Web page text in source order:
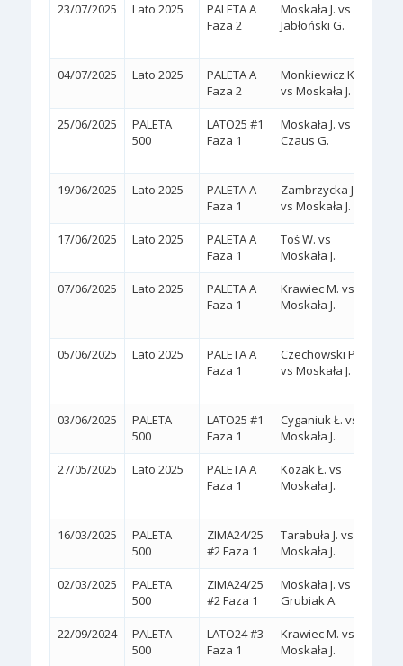
23/07/2025 Lato 2025
PALETA A
Faza 2
Moskała J. vs
Jabłoński G.
04/07/2025 Lato 2025
PALETA A
Faza 2
Monkiewicz K.
vs Moskała J.
25/06/2025
PALETA
500
LATO25 #1
Faza 1
Moskała J. vs
Czaus G.
19/06/2025 Lato 2025
PALETA A
Faza 1
Zambrzycka J.
vs Moskała J.
17/06/2025 Lato 2025
PALETA A
Faza 1
Toś W. vs
Moskała J.
07/06/2025 Lato 2025
PALETA A
Faza 1
Krawiec M. vs
Moskała J.
05/06/2025 Lato 2025
PALETA A
Faza 1
Czechowski P.
vs Moskała J.
03/06/2025
PALETA
500
LATO25 #1
Faza 1
Cyganiuk Ł. vs
Moskała J.
27/05/2025 Lato 2025
PALETA A
Faza 1
Kozak Ł. vs
Moskała J.
16/03/2025
PALETA
500
ZIMA24/25
#2 Faza 1
Tarabuła J. vs
Moskała J.
02/03/2025
PALETA
500
ZIMA24/25
#2 Faza 1
Moskała J. vs
Grubiak A.
22/09/2024
PALETA
500
LATO24 #3
Faza 1
Krawiec M. vs
Moskała J.